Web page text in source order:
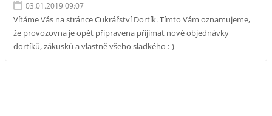
03.01.2019 09:07
Vítáme Vás na stránce Cukrářství Dortík. Tímto Vám oznamujeme,
že provozovna je opět připravena příjímat nové objednávky
dortíků, zákusků a vlastně všeho sladkého :-)